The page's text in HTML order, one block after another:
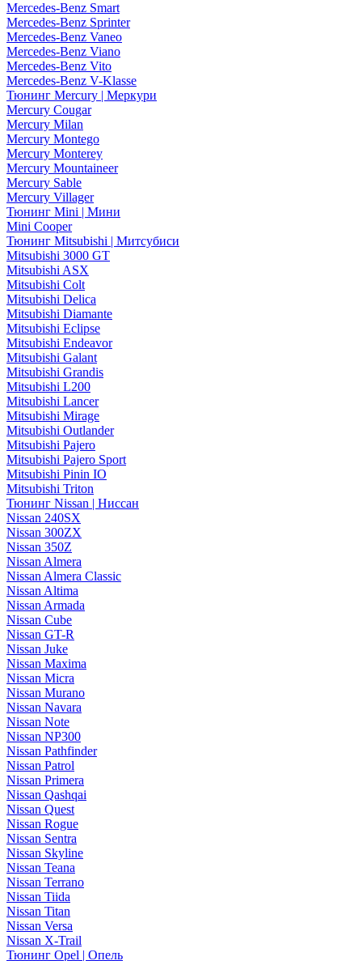
Mercedes-Benz Smart
Mercedes-Benz Sprinter
Mercedes-Benz Vaneo
Mercedes-Benz Viano
Mercedes-Benz Vito
Mercedes-Benz V-Klasse
Тюнинг Mercury | Меркури
Mercury Cougar
Mercury Milan
Mercury Montego
Mercury Monterey
Mercury Mountaineer
Mercury Sable
Mercury Villager
Тюнинг Mini | Мини
Mini Cooper
Тюнинг Mitsubishi | Митсубиси
Mitsubishi 3000 GT
Mitsubishi ASX
Mitsubishi Colt
Mitsubishi Delica
Mitsubishi Diamante
Mitsubishi Eclipse
Mitsubishi Endeavor
Mitsubishi Galant
Mitsubishi Grandis
Mitsubishi L200
Mitsubishi Lancer
Mitsubishi Mirage
Mitsubishi Outlander
Mitsubishi Pajero
Mitsubishi Pajero Sport
Mitsubishi Pinin IO
Mitsubishi Triton
Тюнинг Nissan | Ниссан
Nissan 240SX
Nissan 300ZX
Nissan 350Z
Nissan Almera
Nissan Almera Classic
Nissan Altima
Nissan Armada
Nissan Cube
Nissan GT-R
Nissan Juke
Nissan Maxima
Nissan Micra
Nissan Murano
Nissan Navara
Nissan Note
Nissan NP300
Nissan Pathfinder
Nissan Patrol
Nissan Primera
Nissan Qashqai
Nissan Quest
Nissan Rogue
Nissan Sentra
Nissan Skyline
Nissan Teana
Nissan Terrano
Nissan Tiida
Nissan Titan
Nissan Versa
Nissan X-Trail
Тюнинг Opel | Опель